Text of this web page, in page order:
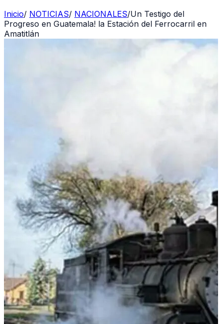
Inicio/ NOTICIAS/ NACIONALES/Un Testigo del
Progreso en Guatemala! la Estación del Ferrocarril en
Amatitlán